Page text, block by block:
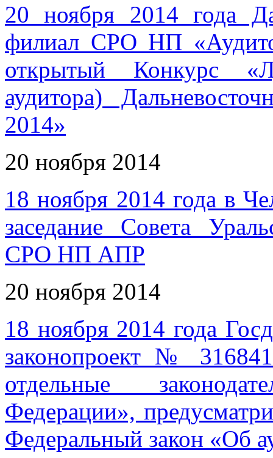
20 ноября 2014 года
филиал СРО НП
открытый Конкурс
аудитора)
2014»
20 ноября 2014
18 ноября 2014 года в
заседание Совета
СРО НП АПР
20 ноября 2014
18 ноября 2014 года
законопроект №
отдельные
Федерации»,
Федеральный закон «Об